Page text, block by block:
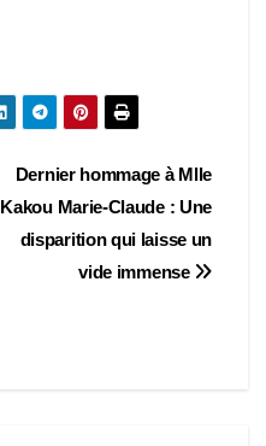
Dernier hommage à Mlle
Kakou Marie-Claude : Une
disparition qui laisse un
vide immense